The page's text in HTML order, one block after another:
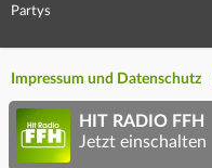
Partys
Impressum und Datenschutz
HIT RADIO FFH
Jetzt einschalten